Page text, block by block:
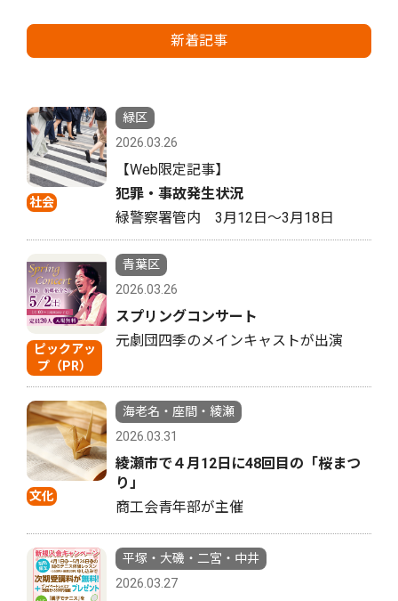
新着記事
社会
緑区
2026.03.26
【Web限定記事】
犯罪・事故発生状況
緑警察署管内 3月12日〜3月18日
ピックアッ
プ（PR）
青葉区
2026.03.26
スプリングコンサート
元劇団四季のメインキャストが出演
文化
海老名・座間・綾瀬
2026.03.31
綾瀬市で４月12日に48回目の「桜まつ
り」
商工会青年部が主催
平塚・大磯・二宮・中井
2026.03.27